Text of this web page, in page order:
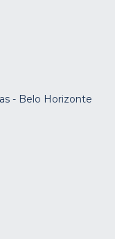
- Belo Horizonte